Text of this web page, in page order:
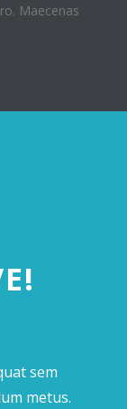
Maecenas
sem
metus.